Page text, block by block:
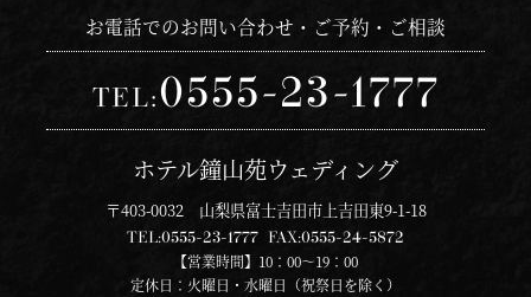
お電話でのお問い合わせ・ご予約・ご相談
TEL:0555-23-1777
ホテル鐘山苑ウェディング
〒403-0032 山梨県富士吉田市上吉田東9-1-18
TEL:0555-23-1777 FAX:0555-24-5872
【営業時間】10：00～19：00
定休日：火曜日・水曜日（祝祭日を除く）